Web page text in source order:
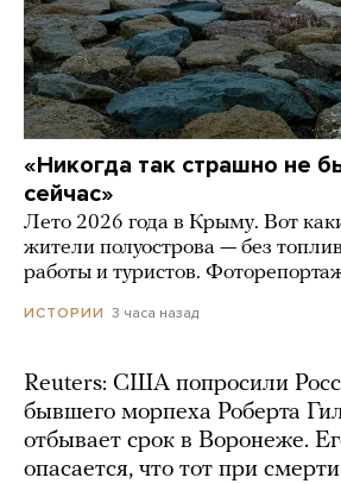
«Никогда так страшно не
сейчас»
Лето 2026 года в Крыму. Вот
жители полуострова — без
работы и туристов.
ИСТОРИИ 3 часа назад
Reuters: США попросили
бывшего морпеха Роберта
отбывает срок в Воронеже.
опасается, что тот при смерти